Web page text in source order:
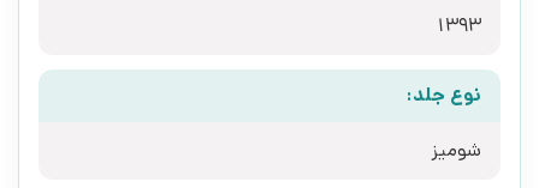
1393
نوع جلد:
شومیز